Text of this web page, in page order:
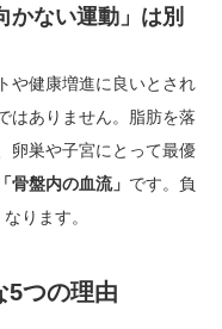
かない運動」は別
や健康増進に良いとされ
はありません。脂肪を落
卵巣や子宮にとって最優
骨盤内の血流」 です。負
ります。
5つの理由